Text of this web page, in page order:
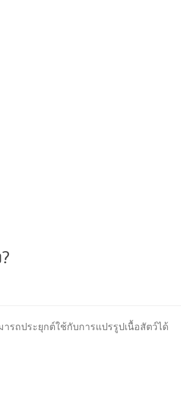
รถประยุกต์ใช้กับการแปรรูปเนื้อสัตว์ได้